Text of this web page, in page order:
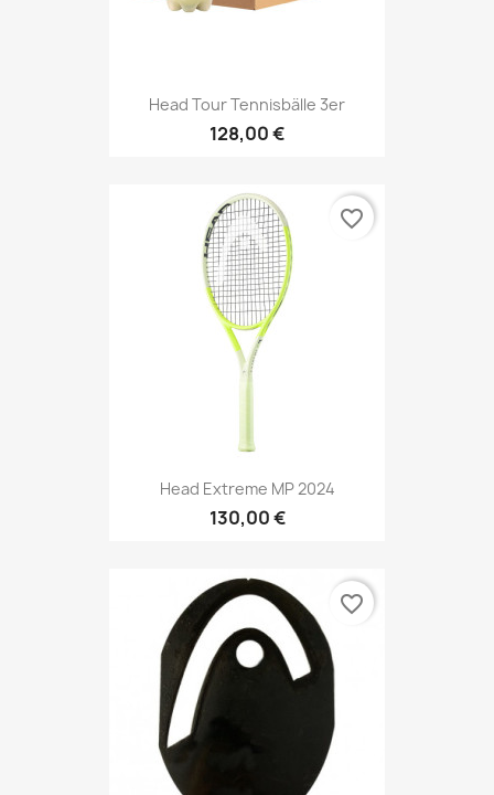
Head Tour Tennisbälle 3er
128,00 €
Head Extreme MP 2024
130,00 €
favorite_border
favorite_border